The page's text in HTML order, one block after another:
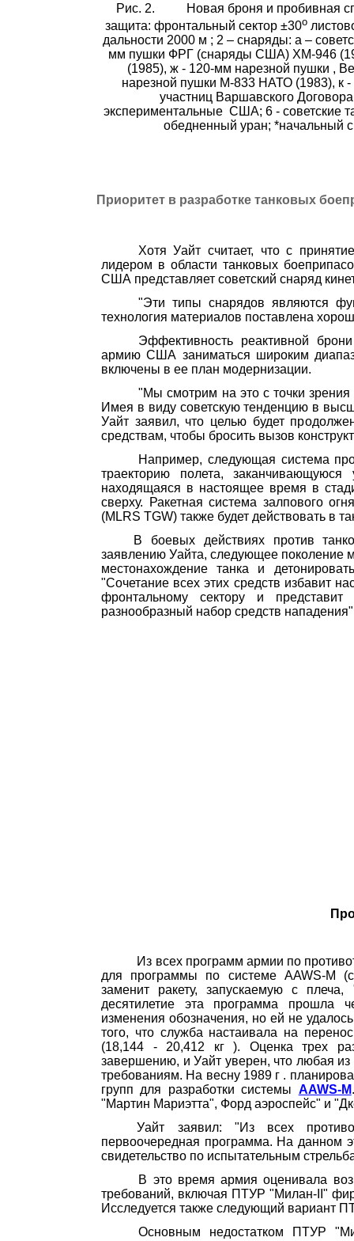
Рис. 2.
Новая броня и пробивная
защита: фронтальный сектор ±30о
дальности 2000 м ; 2 – снаряды: а –
мм пушки ФРГ (снаряды США) ХМ-946
(1985), ж - 120-мм нарезной пушки ,
нарезной пушки М-833 НАТО (1983), к
участниц Варшавского
экспериментальные США; 6 - советские
обедненный уран; *начальный
Приоритет в разработке танковых
Хотя Уайт считает, что с
лидером в области танковых
США представляет совет­ский снаряд
"Эти типы снарядов являются
технология материалов поставлена
Эффективность реактивной
армию США заниматься широким
включены в ее план модернизации.
"Мы смотрим на это с точки
Имея в виду советскую тенденцию в
Уайт заявил, что целью будет
средствам, чтобы бросить вызов
Например, следующая система
траекторию полета,
находящаяся в нас­тоящее время в
сверху. Ракетная система залпового
(MLRS TGW) также будет действовать в
В боевых действиях против
заявлению Уайта, следующее поколение
местонахождение танка и
"Сочетание всех этих средств избавит
фронтальному сектору и представит
разнообразный набор средств
Из всех программ армии по
для программы по системе AAWS-M
заменит ракету, запускаемую с
десятилетие эта программа прошла
изменения обозначения, но ей не
того, что служба настаивала на
(18,144 - 20,412 кг). Оценка трех
завершению, и Уайт уверен, что любая из
требованиям. На весну 1989 г .
групп для разработки системы AAWS-M
"Мартин Мариэтта", Форд аэроспейс" и "
Уайт заявил: "Из всех
первоочередная программа. На данном
свидетельство по испытательным
В это время армия оценивала
требований, включая ПТУР "Милан- "
Исследуется также следующий вариант
Основным недостатком ПТУР